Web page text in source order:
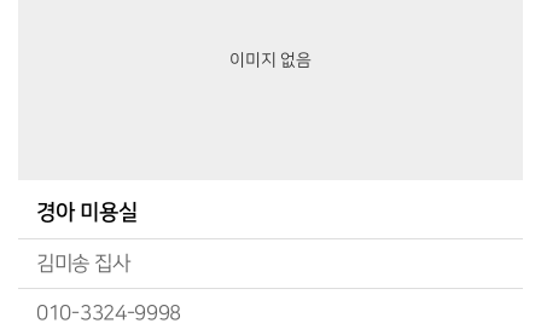
이미지 없음
경아 미용실
김미송 집사
010-3324-9998